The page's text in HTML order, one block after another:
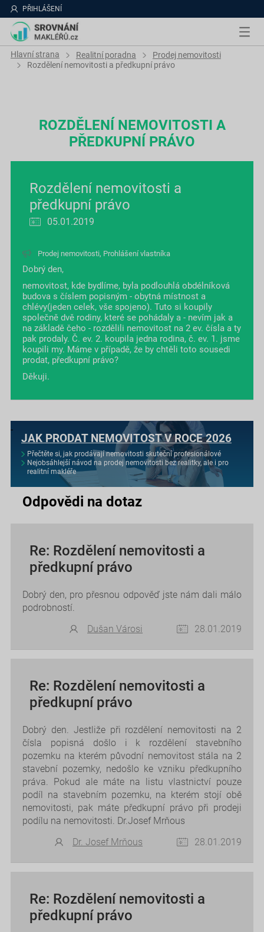
PŘIHLÁŠENÍ
Hlavní strana Realitní poradna
Prodej nemovitosti
Rozdělení nemovitosti a předkupní právo
ROZDĚLENÍ NEMOVITOSTI A
PŘEDKUPNÍ PRÁVO
Rozdělení nemovitosti a
předkupní právo
05.01.2019
Prodej nemovitosti, Prohlášení vlastníka
Dobrý den,
nemovitost, kde bydlíme, byla podlouhlá obdélníková
budova s číslem popisným - obytná místnost a
chlévy(jeden celek, vše spojeno). Tuto si koupily
společně dvě rodiny, které se pohádaly a - nevím jak a
na základě čeho - rozdělili nemovitost na 2 ev. čísla a ty
pak prodaly. Č. ev. 2. koupila jedna rodina, č. ev. 1. jsme
koupili my. Máme v případě, že by chtěli toto sousedi
prodat, předkupní právo?
Děkuji.
JAK PRODAT NEMOVITOST V ROCE 2026
Přečtěte si, jak prodávají nemovitosti skuteční profesionálové
Nejobsáhlejší návod na prodej nemovitosti bez realitky, ale i pro
realitní makléře
Odpovědi na dotaz
Re: Rozdělení nemovitosti a
předkupní právo
Dobrý den, pro přesnou odpověď jste nám dali málo
podrobností.
Dušan Városi
28.01.2019
Re: Rozdělení nemovitosti a
předkupní právo
Dobrý den. Jestliže při rozdělení nemovitosti na 2
čísla popisná došlo i k rozdělení stavebního
pozemku na kterém původní nemovitost stála na 2
stavební pozemky, nedošlo ke vzniku předkupního
práva. Pokud ale máte na listu vlastnictví pouze
podíl na stavebním pozemku, na kterém stojí obě
nemovitosti, pak máte předkupní právo při prodeji
podílu na nemovitosti. Dr.Josef Mrňous
Dr. Josef Mrňous
28.01.2019
Re: Rozdělení nemovitosti a
předkupní právo